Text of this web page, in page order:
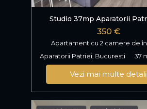
Studio 37mp Aparatorii
350 €
Apartament cu 2 camere de
Aparatorii Patriei, Bucuresti
37
Vezi mai multe detalii